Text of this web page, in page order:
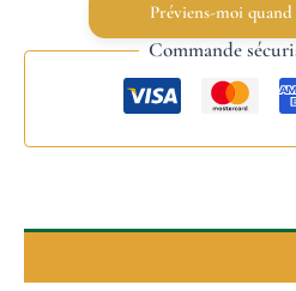
Préviens-moi
Commande